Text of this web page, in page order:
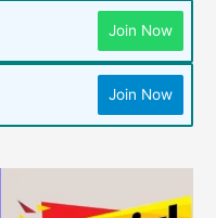
Join Now
Join Now